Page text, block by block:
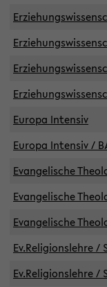
Europa Intensiv
Europa Intensiv /
Evangelische
Evangelische
Evangelische
Ev.Religionslehre /
Ev.Religionslehre /